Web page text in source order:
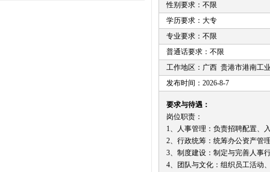
性别要求：不限
学历要求：大专
专业要求：不限
普通话要求：不限
工作地区：广西 贵港市港南工
发布时间：2026-8-7
要求与待遇：
岗位职责：
1、人事管理：负责招聘配置、
2、行政统筹：统筹办公资产管
3、制度建设：制定与完善人事
4、团队与文化：组织员工活动